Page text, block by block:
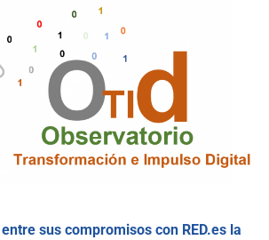
sus compromisos con RED.es la